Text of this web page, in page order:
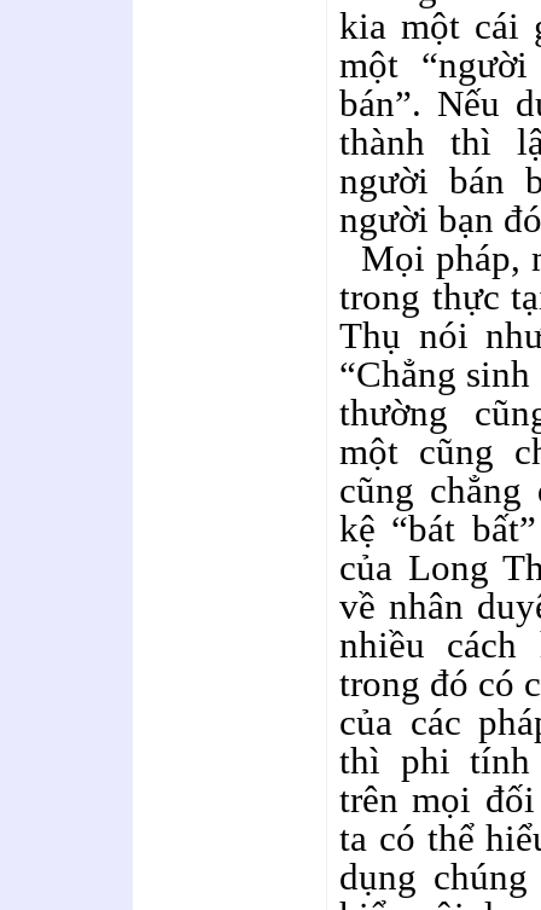
kia một cái
một
bán”. Nếu
thành thì
người bán
người bạn
Mọi pháp,
trong thực
Thụ nói
“Chẳng
thường
một cũng
cũng
kệ “bát
của Long
về nhân
nhiều
trong đó có
của các
thì phi tính
trên mọi
ta có thể
dụng